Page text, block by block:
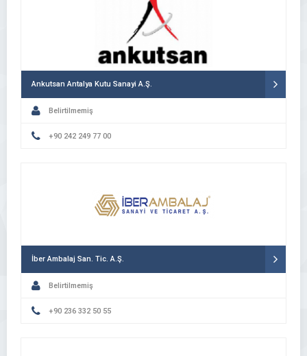
Ankutsan Antalya Kutu Sanayi A.Ş.
Belirtilmemiş
+90 242 249 77 00
İber Ambalaj San. Tic. A.Ş.
Belirtilmemiş
+90 236 332 50 55